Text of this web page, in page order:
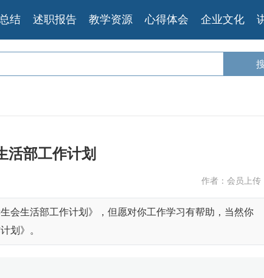
结 述职报告 教学资源 心得体会 企业文化
活部工作计划
作者：会员上传
会生活部工作计划》，但愿对你工作学习有帮助，当然你
划》。